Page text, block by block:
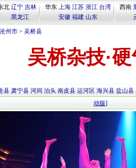
北 辽宁 吉林
黑龙江
华东 上海 江苏 浙江 台湾
安徽 福建 山东
西南
沧州市 > 吴桥县
吴桥杂技·
县 肃宁县 河间 泊头 南皮县 运河区 海兴县 盐山县
动版]